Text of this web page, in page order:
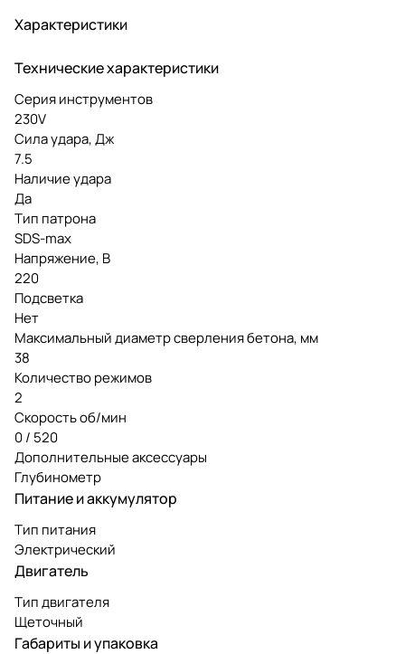
Характеристики
Технические характеристики
Серия инструментов
230V
Сила удара, Дж
7.5
Наличие удара
Да
Тип патрона
SDS-max
Напряжение, В
220
Подсветка
Нет
Максимальный диаметр сверления бетона, мм
38
Количество режимов
2
Скорость об/мин
0 / 520
Дополнительные аксессуары
Глубинометр
Питание и аккумулятор
Тип питания
Электрический
Двигатель
Тип двигателя
Щеточный
Габариты и упаковка